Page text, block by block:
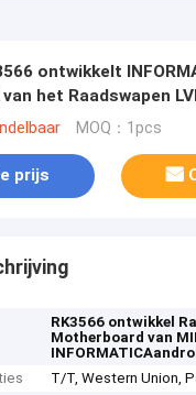
ontwikkelt
het Raadswapen
MOQ：1pcs
prijs
RK3566 ontwikkel
Motherboard van
T/T, Western Union,